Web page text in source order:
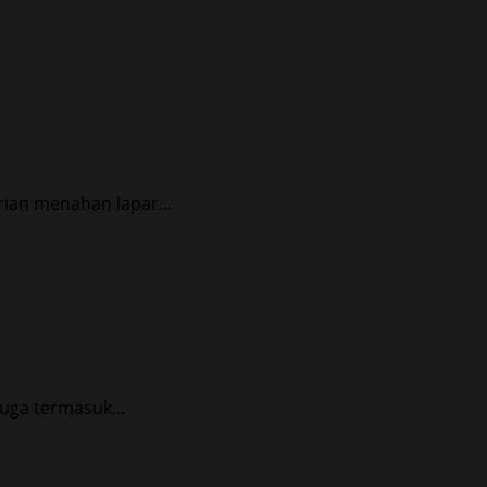
menahan lapar...
termasuk...